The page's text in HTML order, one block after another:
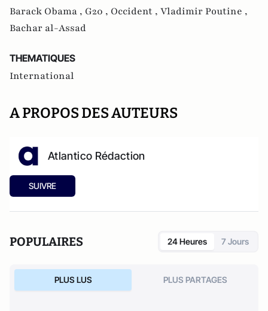
Barack Obama , G20 , Occident , Vladimir Poutine ,
Bachar al-Assad
THEMATIQUES
International
A PROPOS DES AUTEURS
Atlantico Rédaction
SUIVRE
POPULAIRES 24 Heures 7 Jours
PLUS LUS PLUS PARTAGES